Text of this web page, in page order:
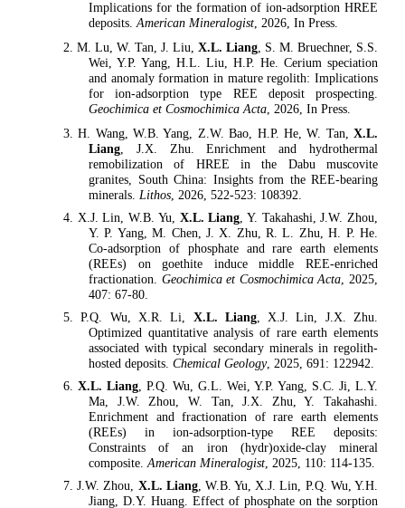
Implications for the formation of ion-adsorption HREE
deposits.American Mineralogist, 2026, In Press.
2. M. Lu, W. Tan, J. Liu, X.L. Liang, S. M. Bruechner, S.S.
Wei, Y.P. Yang, H.L. Liu, H.P. He. Cerium speciation
and anomaly formation in mature regolith: Implications
for ion-adsorption type REE deposit prospecting.
Geochimica et Cosmochimica Acta, 2026, In Press.
3. H. Wang, W.B. Yang, Z.W. Bao, H.P. He, W. Tan, X.L.
Liang, J.X. Zhu. Enrichment and hydrothermal
remobilization of HREE in the Dabu muscovite
granites, South China: Insights from the REE-bearing
minerals. Lithos, 2026, 522-523: 108392.
4. X.J. Lin, W.B. Yu, X.L. Liang, Y. Takahashi, J.W. Zhou,
Y. P. Yang, M. Chen, J. X. Zhu, R. L. Zhu, H. P. He.
Co-adsorption of phosphate and rare earth elements
(REEs) on goethite induce middle REE-enriched
fractionation. Geochimica et Cosmochimica Acta, 2025,
407: 67-80.
5. P.Q. Wu, X.R. Li, X.L. Liang, X.J. Lin, J.X. Zhu.
Optimized quantitative analysis of rare earth elements
associated with typical secondary minerals in regolith-
hosted deposits. Chemical Geology, 2025, 691: 122942.
6. X.L. Liang, P.Q. Wu, G.L. Wei, Y.P. Yang, S.C. Ji, L.Y.
Ma, J.W. Zhou, W. Tan, J.X. Zhu, Y. Takahashi.
Enrichment and fractionation of rare earth elements
(REEs) in ion-adsorption-type REE deposits:
Constraints of an iron (hydr)oxide-clay mineral
composite.American Mineralogist, 2025, 110: 114-135.
7. J.W. Zhou, X.L. Liang, W.B. Yu, X.J. Lin, P.Q. Wu, Y.H.
Jiang, D.Y. Huang. Effect of phosphate on the sorption